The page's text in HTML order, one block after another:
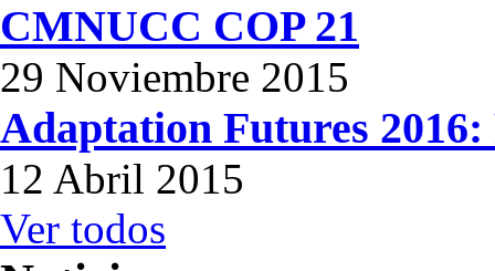
CMNUCC COP 21
29 Noviembre 2015
Adaptation Futures 2016:
12 Abril 2015
Ver todos